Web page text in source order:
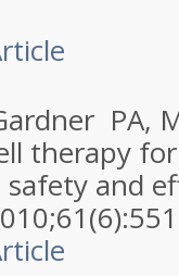
PA,
therapy
and